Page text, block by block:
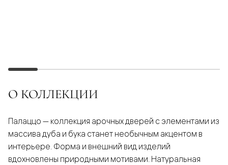
О КОЛЛЕКЦИИ
Палаццо — коллекция арочных дверей с элементами из
массива дуба и бука станет необычным акцентом в
интерьере. Форма и внешний вид изделий
вдохновлены природными мотивами. Натуральная